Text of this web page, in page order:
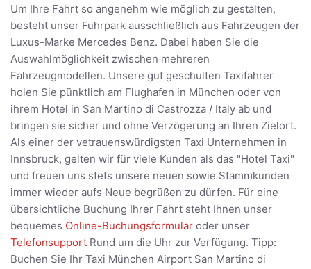
Um Ihre Fahrt so angenehm wie möglich zu gestalten,
besteht unser Fuhrpark ausschließlich aus Fahrzeugen der
Luxus-Marke Mercedes Benz. Dabei haben Sie die
Auswahlmöglichkeit zwischen mehreren
Fahrzeugmodellen. Unsere gut geschulten Taxifahrer
holen Sie pünktlich am Flughafen in München oder von
ihrem Hotel in San Martino di Castrozza / Italy ab und
bringen sie sicher und ohne Verzögerung an Ihren Zielort.
Als einer der vetrauenswürdigsten Taxi Unternehmen in
Innsbruck, gelten wir für viele Kunden als das "Hotel Taxi"
und freuen uns stets unsere neuen sowie Stammkunden
immer wieder aufs Neue begrüßen zu dürfen. Für eine
übersichtliche Buchung Ihrer Fahrt steht Ihnen unser
bequemes Online-Buchungsformular oder unser
Telefonsupport Rund um die Uhr zur Verfügung. Tipp:
Buchen Sie Ihr Taxi München Airport San Martino di